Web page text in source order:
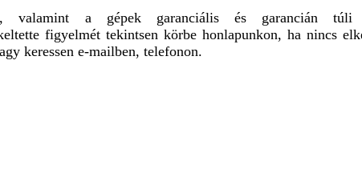
valamint a gépek garanciális és garancián túli
figyelmét tekintsen körbe honlapunkon, ha nincs
keressen e-mailben, telefonon.